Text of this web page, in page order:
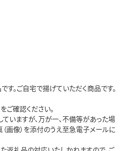
。ご自宅で揚げていただく商品です。
ご確認ください。
いますが、万が一、不備等があった場
画像）を添付のうえ至急電子メールに